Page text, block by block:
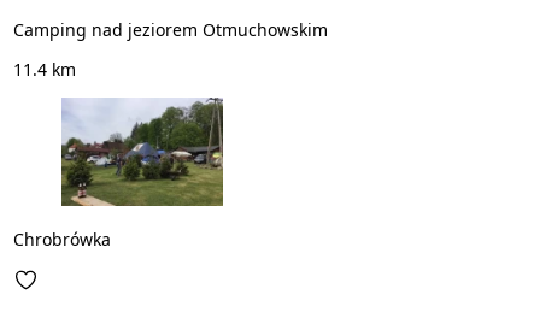
Camping nad jeziorem Otmuchowskim
11.4 km
Chrobrówka